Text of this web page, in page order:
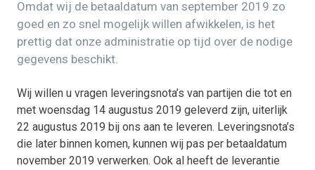
Omdat wij de betaaldatum van september 2019 zo
goed en zo snel mogelijk willen afwikkelen, is het
prettig dat onze administratie op tijd over de nodige
gegevens beschikt.
Wij willen u vragen leveringsnota’s van partijen die tot en
met woensdag 14 augustus 2019 geleverd zijn, uiterlijk
22 augustus 2019 bij ons aan te leveren. Leveringsnota’s
die later binnen komen, kunnen wij pas per betaaldatum
november 2019 verwerken. Ook al heeft de leverantie